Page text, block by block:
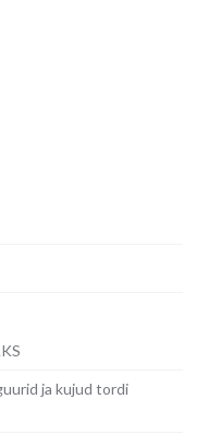
ja kujud tordi